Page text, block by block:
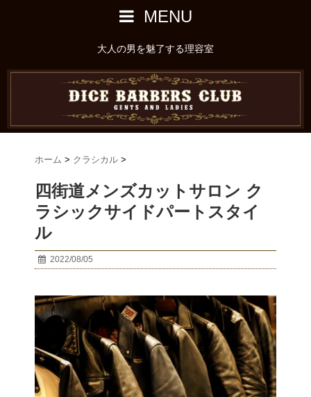
MENU
大人の男を魅了する理容室
ホーム > クラシカル >
四街道メンズカットサロン ク
ラシックサイドパートスタイ
ル
2022/08/05